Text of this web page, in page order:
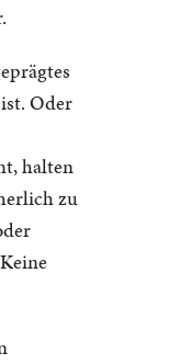
Oder
halten
zu